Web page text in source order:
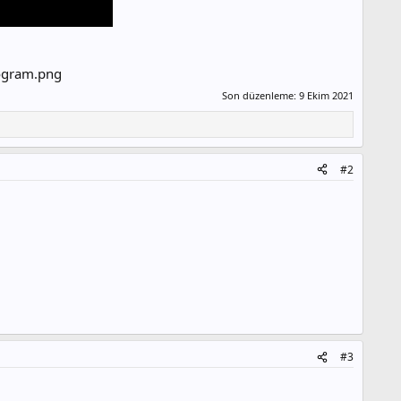
Son düzenleme: 9 Ekim 2021
#2
#3